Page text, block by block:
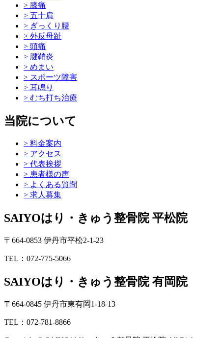
> 膝痛
> 五十肩
> ぎっくり腰
> 外反母趾
> 頭痛
> 腱鞘炎
> めまい
> スポーツ障害
> 耳鳴り
> むち打ち治療
当院について
> 料金案内
> アクセス
> 代表挨拶
> 患者様の声
> よくある質問
> 求人募集
SAIYOはり・きゅう整骨院 平松院
〒664-0853 伊丹市平松2-1-23
TEL：072-775-5066
SAIYOはり・きゅう整骨院 有岡院
〒664-0845 伊丹市東有岡1-18-13
TEL：072-781-8866